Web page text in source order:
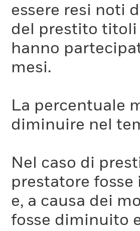
essere resi noti
del prestito titoli
hanno
mesi.
La percentuale
diminuire nel
Nel caso di
prestatore
e, a causa dei
fosse diminuito